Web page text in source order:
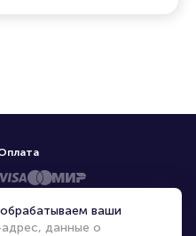
ваши
данные о